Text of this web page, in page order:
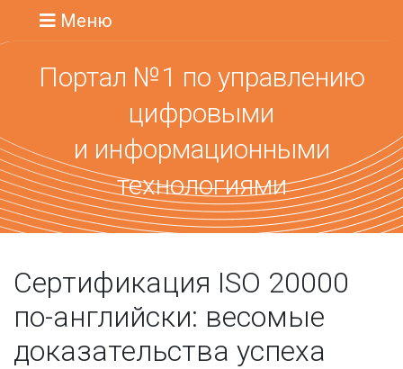
Меню
Портал №1 по управлению
цифровыми
и информационными
технологиями
Сертификация ISO 20000
по-английски: весомые
доказательства успеха